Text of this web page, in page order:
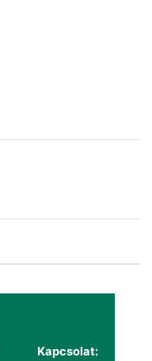
Kapcsolat: